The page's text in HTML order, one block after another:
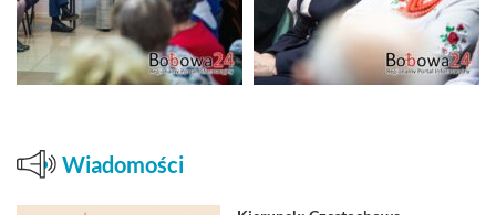
Wiadomości